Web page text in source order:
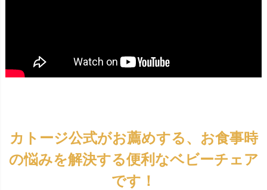
カトージ公式がお薦めする、お食事時
の悩みを解決する便利なベビーチェア
です！